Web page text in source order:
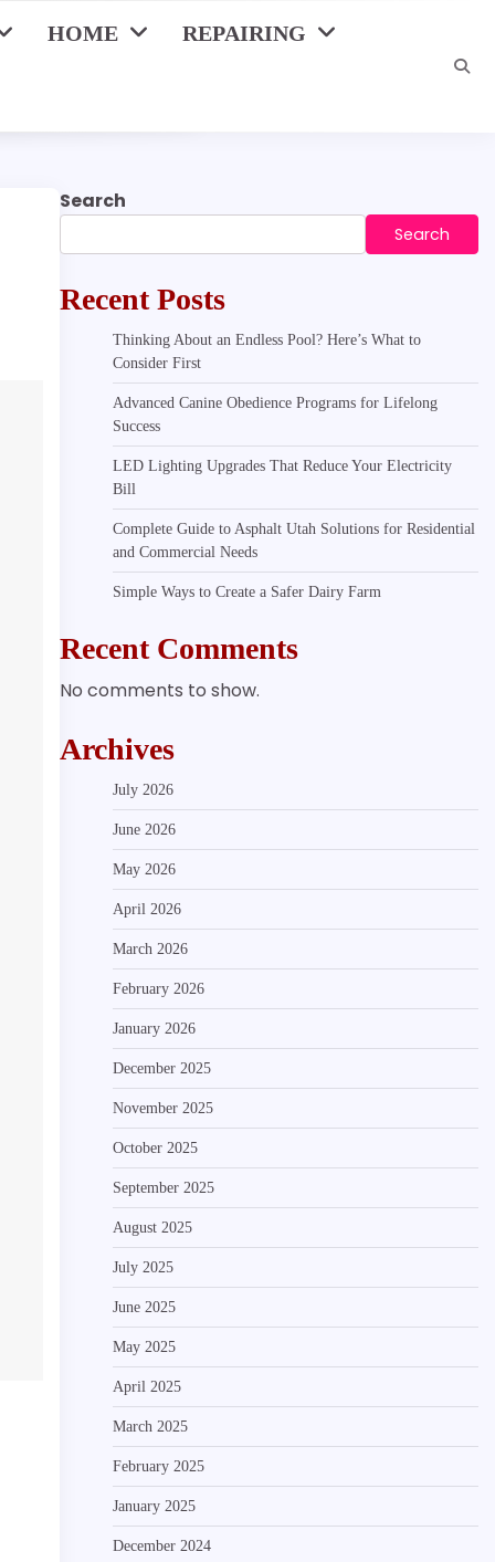
HOME REPAIRING
Search
Search
Recent Posts
Thinking About an Endless Pool? Here’s What to
Consider First
Advanced Canine Obedience Programs for Lifelong
Success
LED Lighting Upgrades That Reduce Your Electricity
Bill
Complete Guide to Asphalt Utah Solutions for Residential
and Commercial Needs
Simple Ways to Create a Safer Dairy Farm
Recent Comments
No comments to show.
Archives
July 2026
June 2026
May 2026
April 2026
March 2026
February 2026
January 2026
December 2025
November 2025
October 2025
September 2025
August 2025
July 2025
June 2025
May 2025
April 2025
March 2025
February 2025
January 2025
December 2024